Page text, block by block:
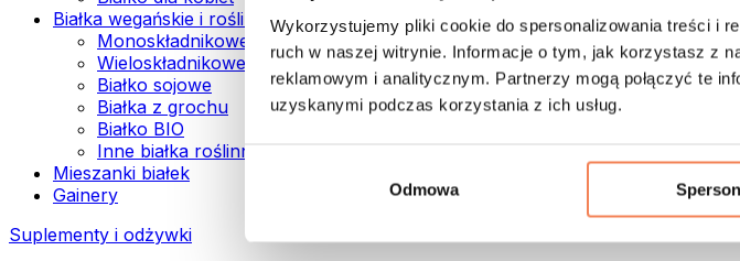
Wykorzystujemy pliki cookie do spersonalizowania treści i
ruch w naszej witrynie. Informacje o tym, jak korzystasz z
reklamowym i analitycznym. Partnerzy mogą połączyć te
uzyskanymi podczas korzystania z ich usług.
Odmowa
Białka wegańskie i roślinne
Monoskładnikowe białka wegańskie
Wieloskładnikowe białka wegańskie
Białko sojowe
Białka z grochu
Białko BIO
Inne białka roślinne
Mieszanki białek
Gainery
Suplementy i odżywki